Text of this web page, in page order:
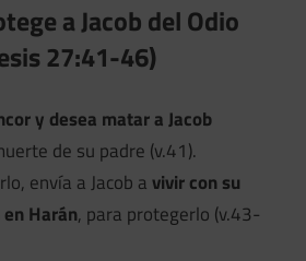
a Jacob del Odio
27:41-46)
y desea matar a Jacob
de su padre (v.41).
envía a Jacob avivir con su
Harán, para protegerlo (v.43-